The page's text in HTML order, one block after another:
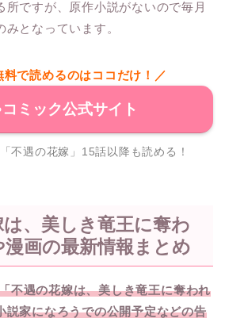
所ですが、原作小説がないので毎月
となっています。
料で読めるのはココだけ！／
ミック公式サイト
不遇の花嫁」15話以降も読める！
は、美しき竜王に奪わ
画の最新情報まとめ
不遇の花嫁は、美しき竜王に奪われ
説家になろうでの公開予定などの告